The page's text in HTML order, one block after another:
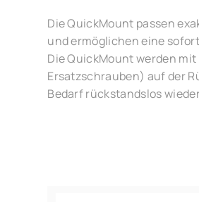
Die QuickMount passen
und ermöglichen eine
Die QuickMount werden
Ersatzschrauben) auf der
Bedarf rückstandslos